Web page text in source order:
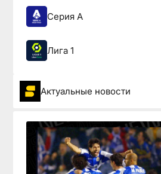
Серия А
Лига 1
Актуальные новости